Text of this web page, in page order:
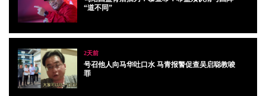
“道不同”
2天前
号召他人向马华吐口水 马青报警促查吴启聪教唆
罪